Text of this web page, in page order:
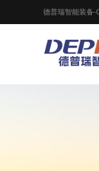
德普瑞智能装备-